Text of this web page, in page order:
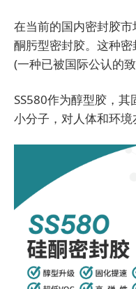
在当前的国内密封胶
酮肟型密封胶。这种
(一种已被国际公认的致
SS580作为醇型胶，
小分子，对人体和环境